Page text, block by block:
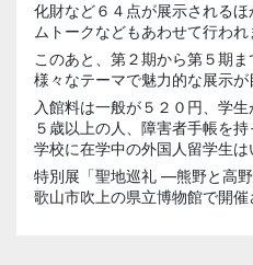
化財など６４点が展示される
ムトークなどもあわせて行われ
このあと、第２期から第５期
様々なテーマで魅力的な展示が
入館料は一般が５２０円、学
５歳以上の人、障害者手帳を
学校に在学中の外国人留学生は
特別展「聖地巡礼 ―熊野と高
歌山市吹上の県立博物館で開催